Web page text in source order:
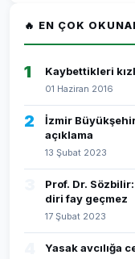
🔥 EN ÇOK
1 Kaybettikleri
01 Haziran 2016
2
İzmir
açıklama
13 Şubat 2023
Prof. Dr.
diri fay geçmez
17 Şubat 2023
Yasak avcılığa